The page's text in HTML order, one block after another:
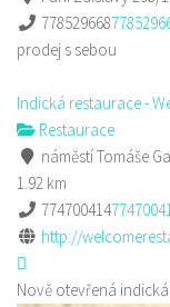
778529668
prodej s sebou
Indická restaurace -
Restaurace
náměstí Tomáše
1.92 km
774700414
http://
Nově otevřená